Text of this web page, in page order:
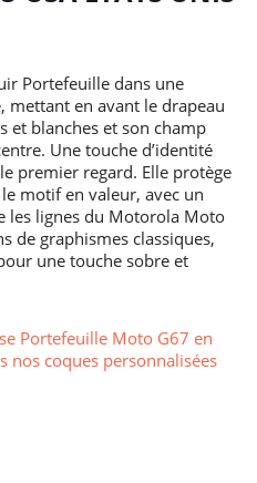
Portefeuille dans une
mettant en avant le drapeau
et blanches et son champ
Une touche d’identité
premier regard. Elle protège
motif en valeur, avec un
les lignes du Motorola Moto
de graphismes classiques,
une touche sobre et
Portefeuille Moto G67 en
nos coques personnalisées